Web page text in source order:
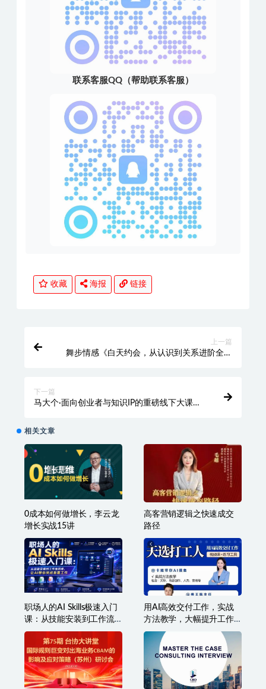
联系客服QQ（帮助联系客服）
收藏 海报 链接
上一篇
舞步情感《白天约会，从认识到关系进阶全套
下一篇
马大个·面向创业者与知识IP的重磅线下大课
相关文章
0成本如何做增长，李云龙
增长实战15讲
高客营销‬逻辑之快速成交
路‬径
职场人的AI Skills极速入门
课：从技能安装到工作流
搭建，让AI替你完成重复
用AI高效交付工作，实战
方法教学，大幅提升工作
效率